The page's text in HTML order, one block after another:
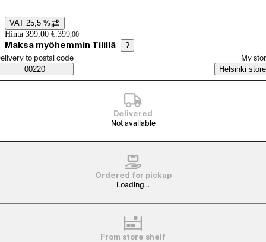
Price details
VAT 25,5 %
Hinta 399,00 €. 399,00
Maksa myöhemmin Tilillä ?
Saatavuustiedot
order method
to postal code
00220
My
Helsinki store
Delivered
Not available
Ordered for pickup
Loading...
From store shelf